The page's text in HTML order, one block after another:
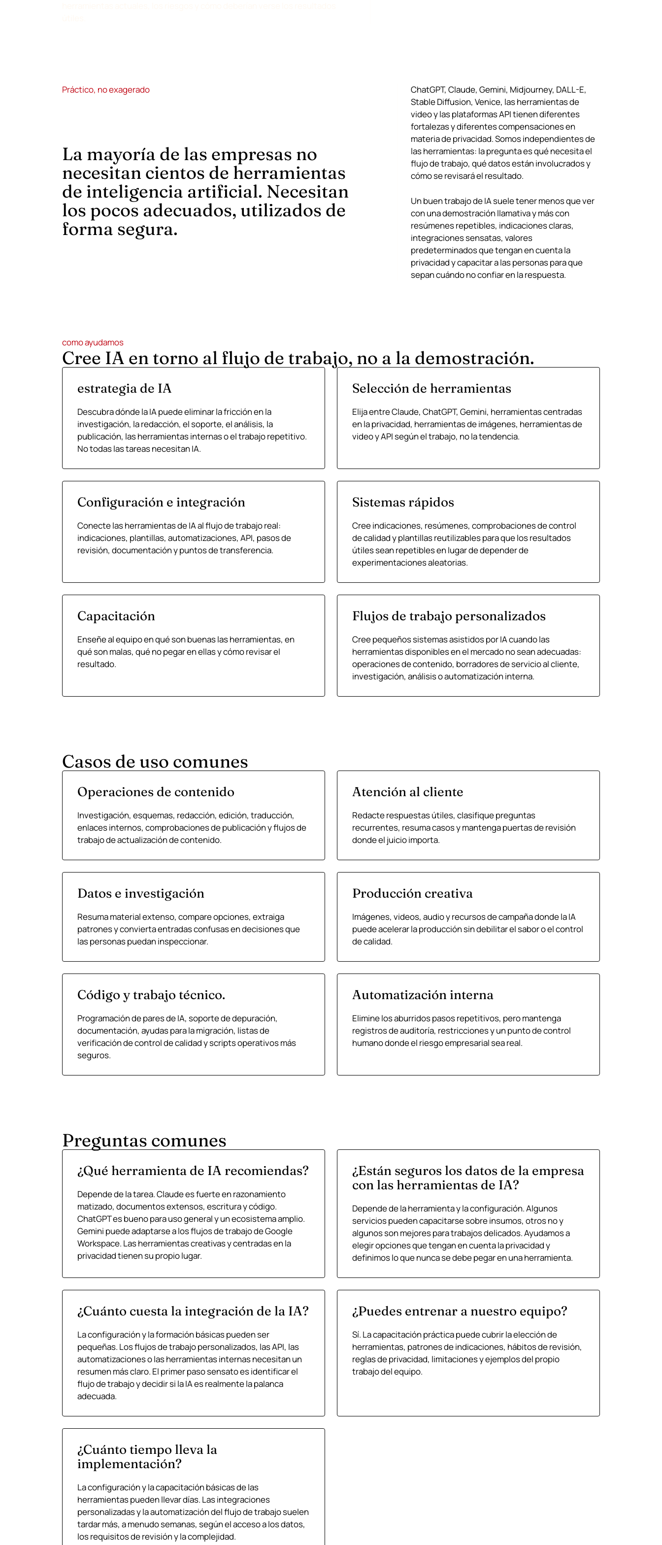
Práctico, no exagerado
La mayoría de las empresas no
necesitan cientos de herramientas
de inteligencia artificial. Necesitan
los pocos adecuados, utilizados de
forma segura.
ChatGPT, Claude, Gemini, Midjourney, DALL-E,
Stable Diffusion, Venice, las herramientas de
video y las plataformas API tienen diferentes
fortalezas y diferentes compensaciones en
materia de privacidad. Somos independientes de
las herramientas: la pregunta es qué necesita el
flujo de trabajo, qué datos están involucrados y
cómo se revisará el resultado.
Un buen trabajo de IA suele tener menos que ver
con una demostración llamativa y más con
resúmenes repetibles, indicaciones claras,
integraciones sensatas, valores
predeterminados que tengan en cuenta la
privacidad y capacitar a las personas para que
sepan cuándo no confiar en la respuesta.
como ayudamos
Cree IA en torno al flujo de trabajo, no a la demostración.
estrategia de IA
Descubra dónde la IA puede eliminar la fricción en la
investigación, la redacción, el soporte, el análisis, la
publicación, las herramientas internas o el trabajo repetitivo.
No todas las tareas necesitan IA.
Selección de herramientas
Elija entre Claude, ChatGPT, Gemini, herramientas centradas
en la privacidad, herramientas de imágenes, herramientas de
video y API según el trabajo, no la tendencia.
Configuración e integración
Conecte las herramientas de IA al flujo de trabajo real:
indicaciones, plantillas, automatizaciones, API, pasos de
revisión, documentación y puntos de transferencia.
Sistemas rápidos
Cree indicaciones, resúmenes, comprobaciones de control
de calidad y plantillas reutilizables para que los resultados
útiles sean repetibles en lugar de depender de
experimentaciones aleatorias.
Capacitación
Enseñe al equipo en qué son buenas las herramientas, en
qué son malas, qué no pegar en ellas y cómo revisar el
resultado.
Flujos de trabajo personalizados
Cree pequeños sistemas asistidos por IA cuando las
herramientas disponibles en el mercado no sean adecuadas:
operaciones de contenido, borradores de servicio al cliente,
investigación, análisis o automatización interna.
Casos de uso comunes
Operaciones de contenido
Investigación, esquemas, redacción, edición, traducción,
enlaces internos, comprobaciones de publicación y flujos de
trabajo de actualización de contenido.
Atención al cliente
Redacte respuestas útiles, clasifique preguntas
recurrentes, resuma casos y mantenga puertas de revisión
donde el juicio importa.
Datos e investigación
Resuma material extenso, compare opciones, extraiga
patrones y convierta entradas confusas en decisiones que
las personas puedan inspeccionar.
Producción creativa
Imágenes, videos, audio y recursos de campaña donde la IA
puede acelerar la producción sin debilitar el sabor o el control
de calidad.
Código y trabajo técnico.
Programación de pares de IA, soporte de depuración,
documentación, ayudas para la migración, listas de
verificación de control de calidad y scripts operativos más
seguros.
Automatización interna
Elimine los aburridos pasos repetitivos, pero mantenga
registros de auditoría, restricciones y un punto de control
humano donde el riesgo empresarial sea real.
Preguntas comunes
¿Qué herramienta de IA recomiendas?
Depende de la tarea. Claude es fuerte en razonamiento
matizado, documentos extensos, escritura y código.
ChatGPT es bueno para uso general y un ecosistema amplio.
Gemini puede adaptarse a los flujos de trabajo de Google
Workspace. Las herramientas creativas y centradas en la
privacidad tienen su propio lugar.
¿Están seguros los datos de la empresa
con las herramientas de IA?
Depende de la herramienta y la configuración. Algunos
servicios pueden capacitarse sobre insumos, otros no y
algunos son mejores para trabajos delicados. Ayudamos a
elegir opciones que tengan en cuenta la privacidad y
definimos lo que nunca se debe pegar en una herramienta.
¿Cuánto cuesta la integración de la IA?
La configuración y la formación básicas pueden ser
pequeñas. Los flujos de trabajo personalizados, las API, las
automatizaciones o las herramientas internas necesitan un
resumen más claro. El primer paso sensato es identificar el
flujo de trabajo y decidir si la IA es realmente la palanca
adecuada.
¿Puedes entrenar a nuestro equipo?
Sí. La capacitación práctica puede cubrir la elección de
herramientas, patrones de indicaciones, hábitos de revisión,
reglas de privacidad, limitaciones y ejemplos del propio
trabajo del equipo.
¿Cuánto tiempo lleva la
implementación?
La configuración y la capacitación básicas de las
herramientas pueden llevar días. Las integraciones
personalizadas y la automatización del flujo de trabajo suelen
tardar más, a menudo semanas, según el acceso a los datos,
los requisitos de revisión y la complejidad.